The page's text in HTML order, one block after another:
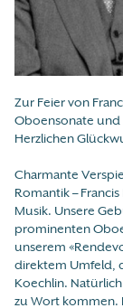
Zur Feier von
Oboensonate und
Herzlichen
Charmante
Romantik –
Musik. Unsere
prominenten
unserem
direktem Umfeld,
Koechlin.
zu Wort kommen.